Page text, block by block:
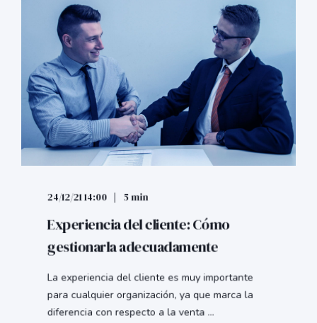
24/12/21 14:00 5 min
Experiencia del cliente: Cómo
gestionarla adecuadamente
La experiencia del cliente es muy importante
para cualquier organización, ya que marca la
diferencia con respecto a la venta ...